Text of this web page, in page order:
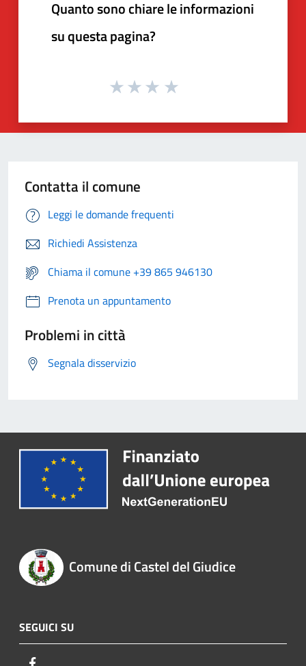
Quanto sono chiare le informazioni
su questa pagina?
Contatta il comune
Leggi le domande frequenti
Richiedi Assistenza
Chiama il comune +39 865 946130
Prenota un appuntamento
Problemi in città
Segnala disservizio
Comune di Castel del Giudice
SEGUICI SU